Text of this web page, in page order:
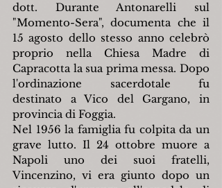
dott. Durante Antonarelli sul
"Momento-Sera", documenta che il
15 agosto dello stesso anno celebrò
proprio nella Chiesa Madre di
Capracotta la sua prima messa. Dopo
l'ordinazione sacerdotale fu
destinato a Vico del Gargano, in
provincia di Foggia.
Nel 1956 la famiglia fu colpita da un
grave lutto. Il 24 ottobre muore a
Napoli uno dei suoi fratelli,
Vincenzino, vi era giunto dopo un